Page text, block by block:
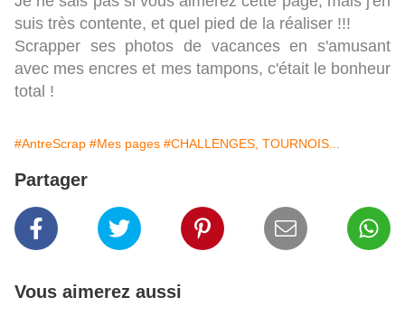
suis très contente, et quel pied de la réaliser !!!
Scrapper ses photos de vacances en s'amusant
avec mes encres et mes tampons, c'était le bonheur
total !
#AntreScrap #Mes pages #CHALLENGES, TOURNOIS...
Partager
Vous aimerez aussi